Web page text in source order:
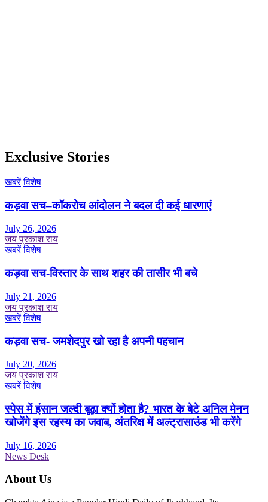
Exclusive Stories
खबरें विशेष
कड़वा सच–कॉकरोच आंदोलन ने बदल दी कई धारणाएं
July 26, 2026
जय प्रकाश राय
खबरें विशेष
कड़वा सच-विस्तार के साथ शहर की तासीर भी बचे
July 21, 2026
जय प्रकाश राय
खबरें विशेष
कड़वा सच- जमशेदपुर खो रहा है अपनी पहचान
July 20, 2026
जय प्रकाश राय
खबरें विशेष
स्पेस में इंसान जल्दी बूढ़ा क्यों होता है? भारत के बेटे अनिल मेनन
खोजेंगे इस रहस्य का जवाब, अंतरिक्ष में अल्ट्रासाउंड भी करेंगे
July 16, 2026
News Desk
About Us